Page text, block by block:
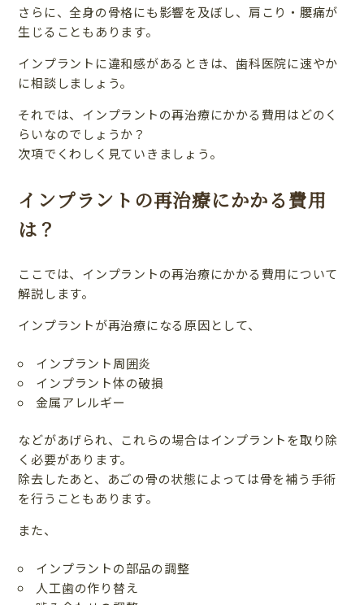
さらに、全身の骨格にも影響を及ぼし、肩こり・腰痛が
生じることもあります。
インプラントに違和感があるときは、歯科医院に速やか
に相談しましょう。
それでは、インプラントの再治療にかかる費用はどのく
らいなのでしょうか？
次項でくわしく見ていきましょう。
インプラントの再治療にかかる費用
は？
ここでは、インプラントの再治療にかかる費用について
解説します。
インプラントが再治療になる原因として、
インプラント周囲炎
インプラント体の破損
金属アレルギー
などがあげられ、これらの場合はインプラントを取り除
く必要があります。
除去したあと、あごの骨の状態によっては骨を補う手術
を行うこともあります。
また、
インプラントの部品の調整
人工歯の作り替え